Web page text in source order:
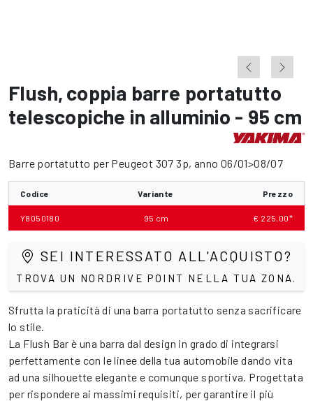
Flush, coppia barre portatutto
telescopiche in alluminio - 95 cm
Barre portatutto per Peugeot 307 3p, anno 06/01>08/07
Codice Variante Prezzo
Y8050180 95 cm € 225,00*
SEI INTERESSATO ALL'ACQUISTO?
TROVA UN NORDRIVE POINT NELLA TUA ZONA.
Sfrutta la praticità di una barra portatutto senza sacrificare
lo stile.
La Flush Bar è una barra dal design in grado di integrarsi
perfettamente con le linee della tua automobile dando vita
ad una silhouette elegante e comunque sportiva. Progettata
per rispondere ai massimi requisiti, per garantire il più